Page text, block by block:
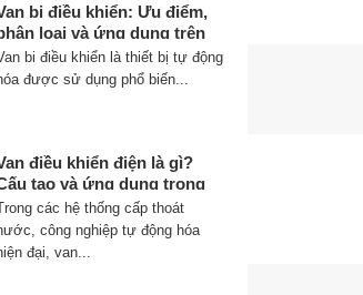
bi điều khiển: Ưu điểm,
loại và ứng dụng trên
trường
bi điều khiển là thiết bị tự động
được sử dụng phổ biến...
điều khiển điện là gì?
tạo và ứng dụng trong
thống công nghiệp hiện
các hệ thống cấp thoát
công nghiệp tự động hóa
đại, van...